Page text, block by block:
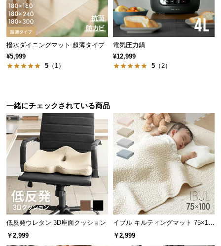
ー
ト
ブ
ロ
企
業
情
報
撥水ダイニングマット 超薄タイプ
¥5,999
5 （1）
電気圧力鍋
¥12,999
5 （2）
一緒にチェックされている商品
低反発ウレタン 3D座面クッション
￥2,999
イブル キルティングマット 75×10
0cm コットン100%
￥2,999